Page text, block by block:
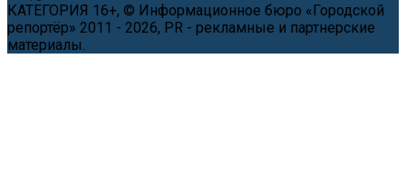
КАТЕГОРИЯ 16+, © Информационное бюро «Городской
репортёр» 2011 - 2026, PR - рекламные и партнерские
материалы.